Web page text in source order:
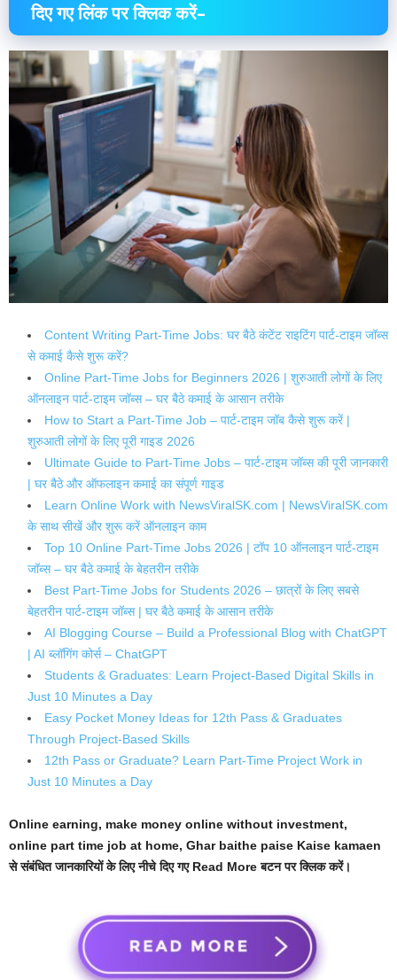
दिए गए लिंक पर क्लिक करें–
Content Writing Part-Time Jobs: घर बैठे कंटेंट राइटिंग पार्ट-टाइम जॉब्स
से कमाई कैसे शुरू करें?
Online Part-Time Jobs for Beginners 2026 | शुरुआती लोगों के लिए
ऑनलाइन पार्ट-टाइम जॉब्स – घर बैठे कमाई के आसान तरीके
How to Start a Part-Time Job – पार्ट-टाइम जॉब कैसे शुरू करें |
शुरुआती लोगों के लिए पूरी गाइड 2026
Ultimate Guide to Part-Time Jobs – पार्ट-टाइम जॉब्स की पूरी जानकारी
| घर बैठे और ऑफलाइन कमाई का संपूर्ण गाइड
Learn Online Work with NewsViralSK.com | NewsViralSK.com
के साथ सीखें और शुरू करें ऑनलाइन काम
Top 10 Online Part-Time Jobs 2026 | टॉप 10 ऑनलाइन पार्ट-टाइम
जॉब्स – घर बैठे कमाई के बेहतरीन तरीके
Best Part-Time Jobs for Students 2026 – छात्रों के लिए सबसे
बेहतरीन पार्ट-टाइम जॉब्स | घर बैठे कमाई के आसान तरीके
AI Blogging Course – Build a Professional Blog with ChatGPT
| AI ब्लॉगिंग कोर्स – ChatGPT
Students & Graduates: Learn Project-Based Digital Skills in
Just 10 Minutes a Day
Easy Pocket Money Ideas for 12th Pass & Graduates
Through Project-Based Skills
12th Pass or Graduate? Learn Part-Time Project Work in
Just 10 Minutes a Day
Online earning, make money online without investment,
online part time job at home, Ghar baithe paise Kaise kamaen
से संबंधित जानकारियों के लिए नीचे दिए गए Read More बटन पर क्लिक करें।